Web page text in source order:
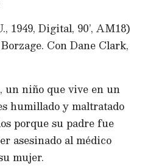
1949, Digital, 90’, AM18)
Con Dane Clark,
un niño que vive en un
humillado y maltratado
porque su padre fue
asesinado al médico
mujer.